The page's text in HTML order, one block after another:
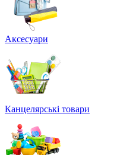
Аксесуари
Канцелярські товари